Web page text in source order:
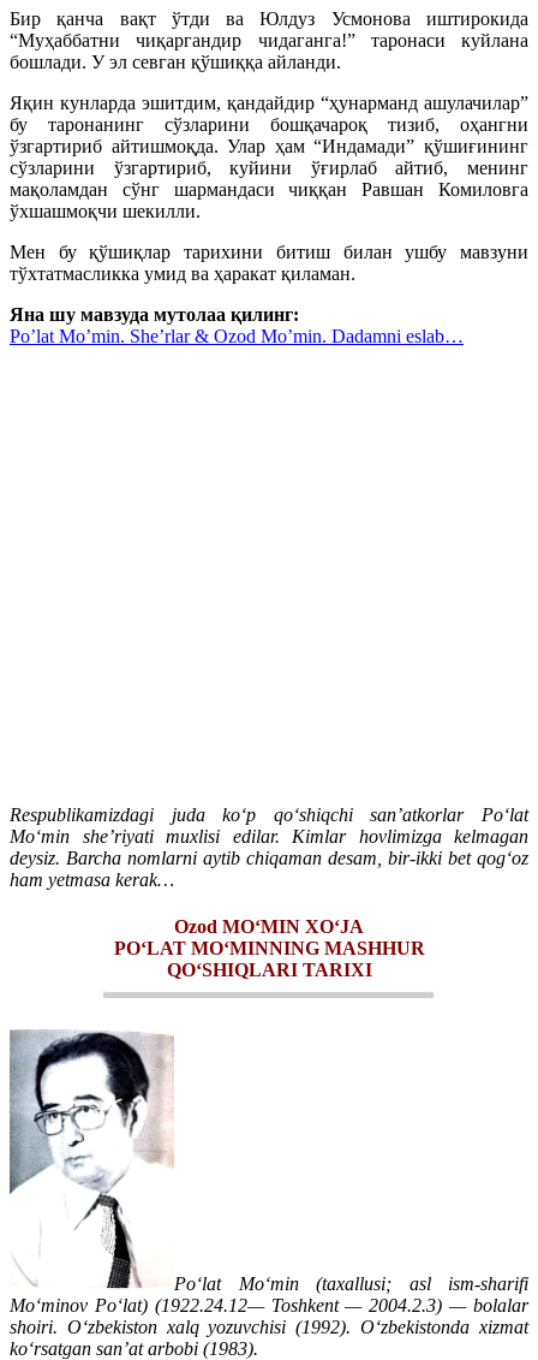
Бир қанча вақт ўтди ва Юлдуз Усмонова иштирокида
“Муҳаббатни чиқаргандир чидаганга!” таронаси куйлана
бошлади. У эл севган қўшиққа айланди.
Яқин кунларда эшитдим, қандайдир “ҳунарманд ашулачилар”
бу таронанинг сўзларини бошқачароқ тизиб, оҳангни
ўзгартириб айтишмоқда. Улар ҳам “Индамади” қўшиғининг
сўзларини ўзгартириб, куйини ўғирлаб айтиб, менинг
мақоламдан сўнг шармандаси чиққан Равшан Комиловга
ўхшашмоқчи шекилли.
Мен бу қўшиқлар тарихини битиш билан ушбу мавзуни
тўхтатмасликка умид ва ҳаракат қиламан.
Яна шу мавзуда мутолаа қилинг:
Po’lat Mo’min. She’rlar & Ozod Mo’min. Dadamni eslab…
Respublikamizdagi juda ko‘p qo‘shiqchi san’atkorlar Po‘lat
Mo‘min she’riyati muxlisi edilar. Kimlar hovlimizga kelmagan
deysiz. Barcha nomlarni aytib chiqaman desam, bir-ikki bet qog‘oz
ham yetmasa kerak…
Ozod MO‘MIN XO‘JA
PO‘LAT MO‘MINNING MASHHUR
QO‘SHIQLARI TARIXI
Po‘lat Mo‘min (taxallusi; asl ism-sharifi
Mo‘minov Po‘lat) (1922.24.12— Toshkent — 2004.2.3) — bolalar
shoiri. O‘zbekiston xalq yozuvchisi (1992). O‘zbekistonda xizmat
ko‘rsatgan san’at arbobi (1983).